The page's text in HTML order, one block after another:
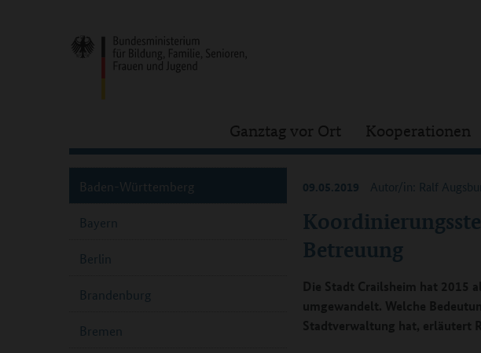
Ganztag vor Ort Kooperationen
Betreuung
09.05.2019 Autor/in: Ralf
Die Stadt Crailsheim hat 2015
umgewandelt. Welche
Stadtverwaltung hat, erläutert
Baden-Württemberg
Bayern
Berlin
Brandenburg
Bremen